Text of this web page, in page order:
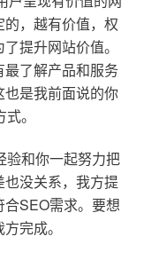
，越有价值，权
提升网站价值。
了解产品和服务
是我前面说的你
。
验和你一起努力把
没关系，我方提
SEO需求。要想
完成。